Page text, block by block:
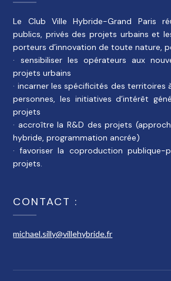
Le Club Ville Hybride-Grand Paris
publics, privés des projets urbains et
porteurs d’innovation de toute nature,
· sensibiliser les opérateurs aux
projets urbains
· incarner les spécificités des territoires
personnes, les initiatives d’intérêt
projets
· accroître la R&D des projets
hybride, programmation ancrée)
· favoriser la coproduction publique-
projets.
CONTACT :
michael.silly@villehybride.fr